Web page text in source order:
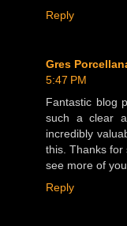
Reply
Gres
5:47 PM
Fantastic blog
such a clear
incredibly
this. Thanks
see more of
Reply